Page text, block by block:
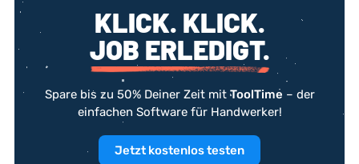
KLICK. KLICK.
JOB ERLEDIGT.
Spare bis zu 50% Deiner Zeit mit ToolTime – der
einfachen Software für Handwerker!
Jetzt kostenlos testen